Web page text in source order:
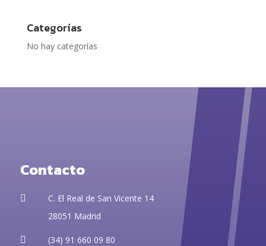
Categorías
No hay categorías
Contacto

C. El Real de San Vicente 14
28051 Madrid
 (34) 91 660 09 80